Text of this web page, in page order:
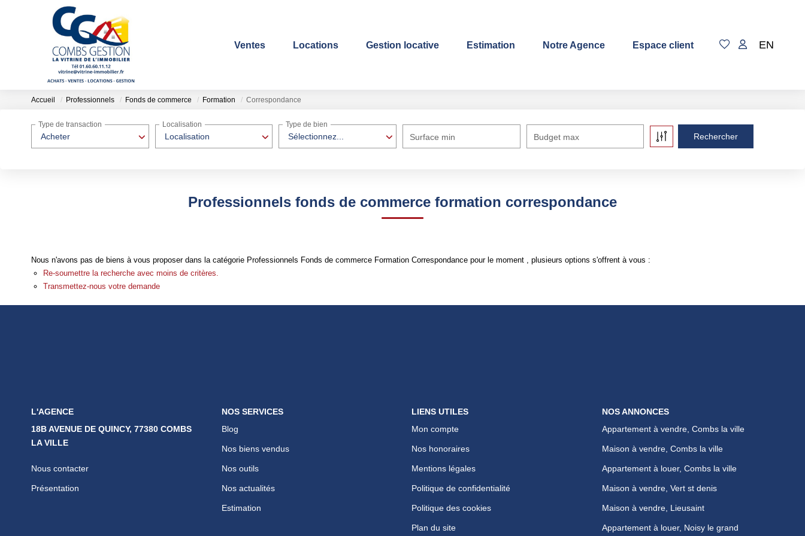
Ventes Locations Gestion locative Estimation Notre Agence Espace client EN
Accueil Professionnels Fonds de commerce Formation Correspondance
Acheter
Type de transaction
Localisation
Localisation
Sélectionnez...
Type de bien
Surface min Budget max
Professionnels fonds de commerce formation correspondance
Nous n'avons pas de biens à vous proposer dans la catégorie Professionnels Fonds de commerce Formation Correspondance pour le moment , plusieurs options s'offrent à vous :
Re-soumettre la recherche avec moins de critères.
Transmettez-nous votre demande
L'AGENCE
18B AVENUE DE QUINCY, 77380 COMBS
LA VILLE
Nous contacter
Présentation
NOS SERVICES
Blog
Nos biens vendus
Nos outils
Nos actualités
Estimation
LIENS UTILES
Mon compte
Nos honoraires
Mentions légales
Politique de confidentialité
Politique des cookies
Plan du site
NOS ANNONCES
Appartement à vendre, Combs la ville
Maison à vendre, Combs la ville
Appartement à louer, Combs la ville
Maison à vendre, Vert st denis
Maison à vendre, Lieusaint
Appartement à louer, Noisy le grand